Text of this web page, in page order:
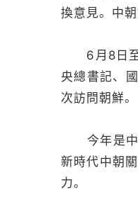
換意見。中
6月8日至9
央總書記、
次訪問朝鮮。
今年是中
新時代中朝
力。